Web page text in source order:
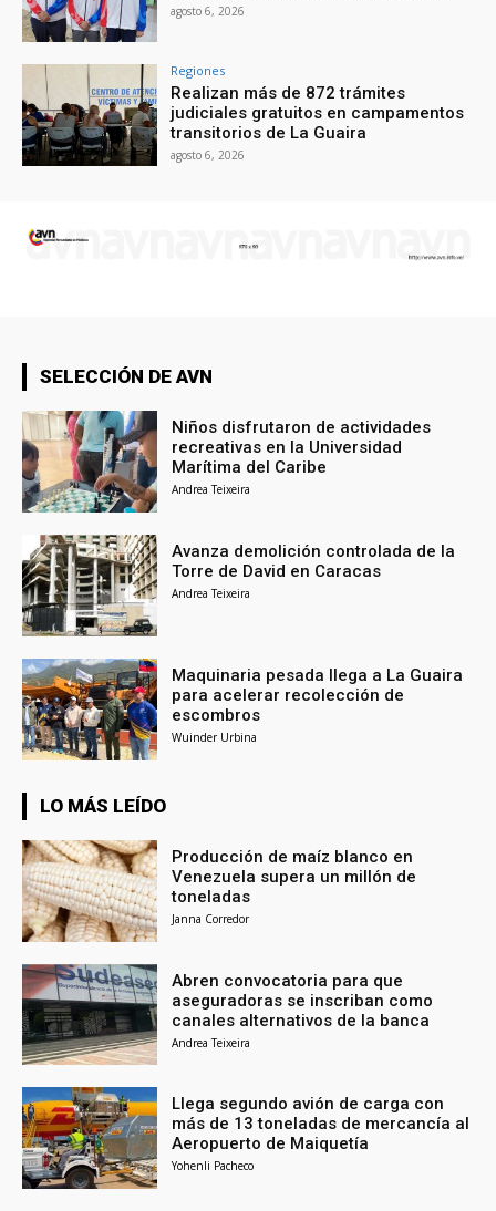
agosto 6, 2026
Regiones
Realizan más de 872 trámites
judiciales gratuitos en campamentos
transitorios de La Guaira
agosto 6, 2026
SELECCIÓN DE AVN
Niños disfrutaron de actividades
recreativas en la Universidad
Marítima del Caribe
Andrea Teixeira
Avanza demolición controlada de la
Torre de David en Caracas
Andrea Teixeira
Maquinaria pesada llega a La Guaira
para acelerar recolección de
escombros
Wuinder Urbina
LO MÁS LEÍDO
Producción de maíz blanco en
Venezuela supera un millón de
toneladas
Janna Corredor
Abren convocatoria para que
aseguradoras se inscriban como
canales alternativos de la banca
Andrea Teixeira
Llega segundo avión de carga con
más de 13 toneladas de mercancía al
Aeropuerto de Maiquetía
Yohenli Pacheco